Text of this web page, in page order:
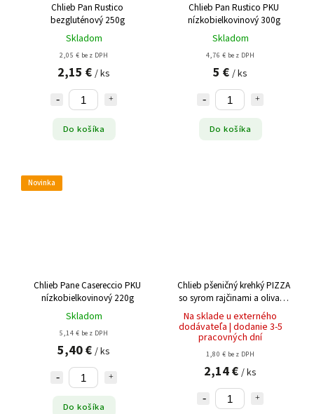
Chlieb Pan Rustico
bezgluténový 250g
Skladom
2,05 € bez DPH
2,15 € / ks
Do košíka
Chlieb Pan Rustico PKU
nízkobielkovinový 300g
Skladom
4,76 € bez DPH
5 € / ks
Do košíka
Novinka
Chlieb Pane Casereccio PKU
nízkobielkovinový 220g
Skladom
5,14 € bez DPH
5,40 € / ks
Do košíka
Chlieb pšeničný krehký PIZZA
so syrom rajčinami a olivami
Na sklade u externého
dodávateľa | dodanie 3-5
pracovných dní
1,80 € bez DPH
2,14 € / ks